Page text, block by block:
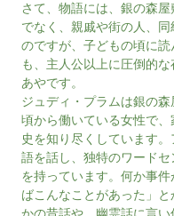
さて、物語には、銀の森
でなく、親戚や街の人、
のですが、子どもの頃に
も、主人公以上に圧倒的
あやです。
ジュディ・プラムは銀の
頃から働いている女性で
史を知り尽くしています
語を話し、独特のワード
を持っています。何か事
ばこんなことがあった」